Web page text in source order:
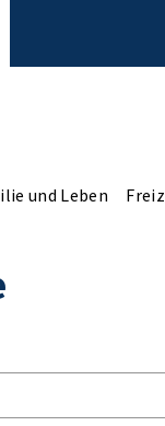
und Leben